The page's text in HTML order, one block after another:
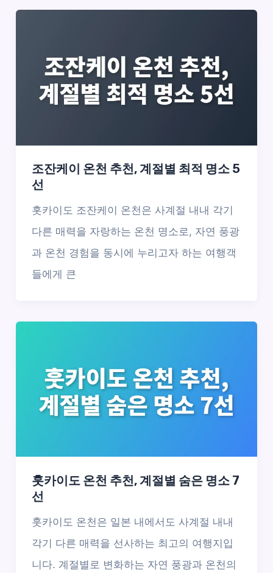
조잔케이 온천 추천, 계절별 최적 명소 5
선
홋카이도 조잔케이 온천은 사계절 내내 각기
다른 매력을 자랑하는 온천 명소로, 자연 풍광
과 온천 경험을 동시에 누리고자 하는 여행객
들에게 큰
훗카이도 온천 추천, 계절별 숨은 명소 7
선
훗카이도 온천은 일본 내에서도 사계절 내내
각기 다른 매력을 선사하는 최고의 여행지입
니다. 계절별로 변화하는 자연 풍광과 온천의